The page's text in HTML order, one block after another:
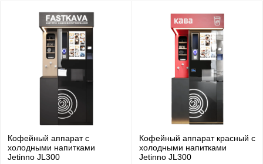
Кофейный аппарат с
холодными напитками
Jetinno JL300
Кофейный аппарат красный с
холодными напитками
Jetinno JL300